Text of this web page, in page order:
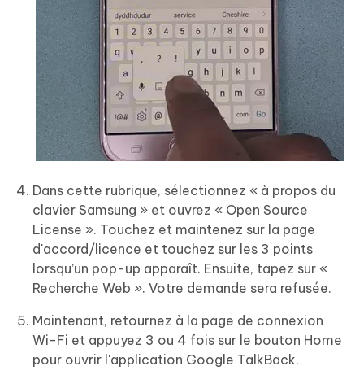
Dans cette rubrique, sélectionnez « à propos du
clavier Samsung » et ouvrez « Open Source
License ». Touchez et maintenez sur la page
d'accord/licence et touchez sur les 3 points
lorsqu’un pop-up apparaît. Ensuite, tapez sur «
Recherche Web ». Votre demande sera refusée.
Maintenant, retournez à la page de connexion
Wi-Fi et appuyez 3 ou 4 fois sur le bouton Home
pour ouvrir l'application Google TalkBack.